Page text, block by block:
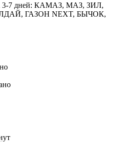
3-7 дней: КАМАЗ, МАЗ, ЗИЛ,
ГАЗОН NEXT, БЫЧОК,